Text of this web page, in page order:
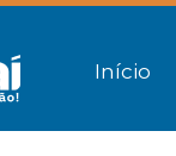
Início